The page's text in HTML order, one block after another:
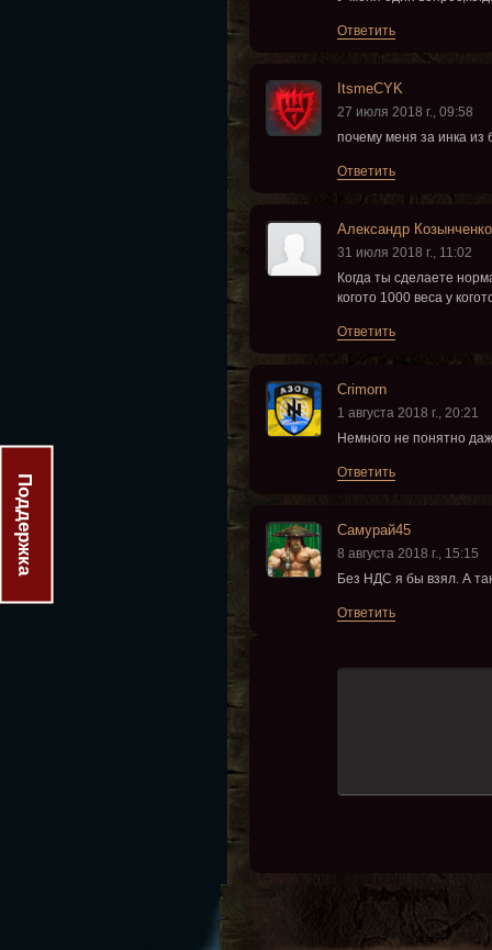
Ответить
ItsmeCYK
27 июля 2018 г., 09:58
почему меня за инка из
Ответить
Александр Козынченко
31 июля 2018 г., 11:02
Когда ты сделаете
когото 1000 веса у
Ответить
Crimorn
1 августа 2018 г., 20:21
Немного не понятно
Ответить
Самурай45
8 августа 2018 г., 15:15
Без НДС я бы взял. А
Ответить
Поддержка